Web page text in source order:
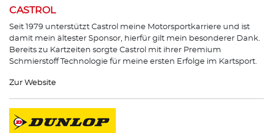
CASTROL
Seit 1979 unterstützt Castrol meine Motorsportkarriere und ist
damit mein ältester Sponsor, hierfür gilt mein besonderer Dank.
Bereits zu Kartzeiten sorgte Castrol mit ihrer Premium
Schmierstoff Technologie für meine ersten Erfolge im Kartsport.
Zur Website